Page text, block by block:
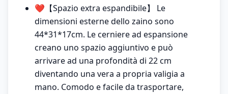
❤️【Spazio extra espandibile】 Le
dimensioni esterne dello zaino sono
44*31*17cm. Le cerniere ad espansione
creano uno spazio aggiuntivo e può
arrivare ad una profondità di 22 cm
diventando una vera a propria valigia a
mano. Comodo e facile da trasportare,